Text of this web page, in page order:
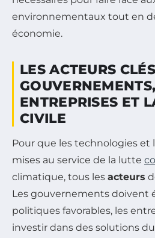
environnementaux tout en
économie.
LES ACTEURS
ENTREPRISES ET
CIVILE
Pour que les technologies et
mises au service de la lutte
climatique, tous les acteurs
Les gouvernements doivent
politiques favorables, les
investir dans des solutions